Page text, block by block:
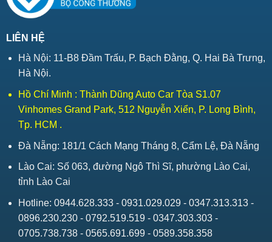
LIÊN HỆ
Hà Nội: 11-B8 Đầm Trấu, P. Bạch Đằng, Q. Hai Bà Trưng,
Hà Nội.
Hồ Chí Minh : Thành Dũng Auto Car Tòa S1.07
Vinhomes Grand Park, 512 Nguyễn Xiển, P. Long Bình,
Tp. HCM .
Đà Nẵng: 181/1 Cách Mạng Tháng 8, Cẩm Lệ, Đà Nẵng
Lào Cai: Số 063, đường Ngô Thì Sĩ, phường Lào Cai,
tỉnh Lào Cai
Hotline: 0944.628.333 - 0931.029.029 - 0347.313.313 -
0896.230.230 - 0792.519.519 - 0347.303.303 -
0705.738.738 - 0565.691.699 - 0589.358.358